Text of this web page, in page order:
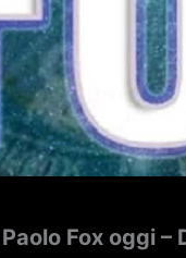
Fox oggi